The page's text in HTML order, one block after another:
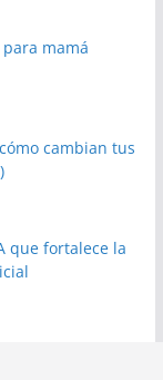
para mamá
cambian tus
que fortalece la